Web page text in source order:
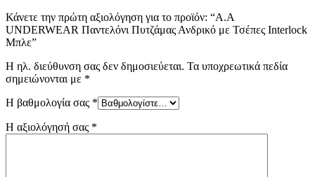
Κάνετε την πρώτη αξιολόγηση για το προϊόν: “A.A
UNDERWEAR Παντελόνι Πυτζάμας Ανδρικό με Τσέπες Interlock
Μπλε”
Η ηλ. διεύθυνση σας δεν δημοσιεύεται. Τα υποχρεωτικά πεδία
σημειώνονται με *
Η βαθμολογία σας *
Η αξιολόγησή σας *